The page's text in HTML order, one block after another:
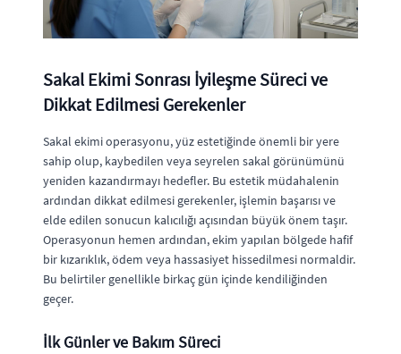
Sakal Ekimi Sonrası İyileşme Süreci ve
Dikkat Edilmesi Gerekenler
Sakal ekimi operasyonu, yüz estetiğinde önemli bir yere
sahip olup, kaybedilen veya seyrelen sakal görünümünü
yeniden kazandırmayı hedefler. Bu estetik müdahalenin
ardından dikkat edilmesi gerekenler, işlemin başarısı ve
elde edilen sonucun kalıcılığı açısından büyük önem taşır.
Operasyonun hemen ardından, ekim yapılan bölgede hafif
bir kızarıklık, ödem veya hassasiyet hissedilmesi normaldir.
Bu belirtiler genellikle birkaç gün içinde kendiliğinden
geçer.
İlk Günler ve Bakım Süreci